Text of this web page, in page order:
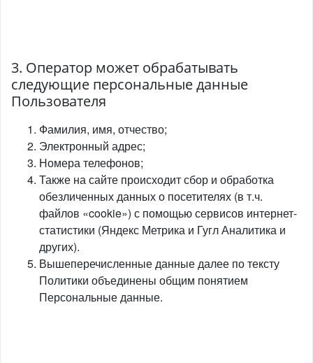
3. Оператор может обрабатывать
следующие персональные данные
Пользователя
Фамилия, имя, отчество;
Электронный адрес;
Номера телефонов;
Также на сайте происходит сбор и обработка
обезличенных данных о посетителях (в т.ч.
файлов «cookie») с помощью сервисов интернет-
статистики (Яндекс Метрика и Гугл Аналитика и
других).
Вышеперечисленные данные далее по тексту
Политики объединены общим понятием
Персональные данные.